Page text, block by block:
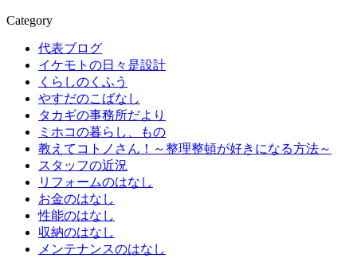
Category
代表ブログ
イケモトの日々是設計
くらしのくふう
やすだのこばなし
タカギの事務所だより
ミホコの暮らし、もの
教えてコトノさん！～整理整頓が好きになる方法～
スタッフの近況
リフォームのはなし
お金のはなし
性能のはなし
収納のはなし
メンテナンスのはなし